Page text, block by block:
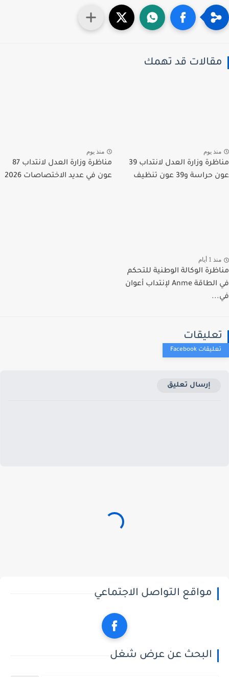
قد تهمك
يوم
مناظرة وزارة العدل لانتداب 39
و39 عون تنظيف
منذ يوم
مناظرة وزارة العدل لانتداب 87
عون في عديد الاختصاصات 2026
1 أيام
الوكالة الوطنية للتحكم
في الطاقة Anme لإنتداب أعوان
إرسال تعليق
مواقع التواصل الاجتماعي
البحث عن عرض شغل